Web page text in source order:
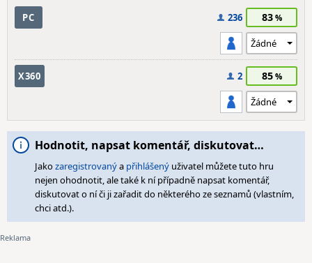
PC 236 83
X360 2 85
Hodnotit, napsat komentář, diskutovat…
Jakozaregistrovanýa přihlášený uživatel můžete tuto hru
nejen ohodnotit, ale také k ní případně napsat komentář,
diskutovat o ní či ji zařadit do některého ze seznamů (vlastním,
chci atd.).